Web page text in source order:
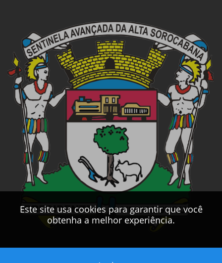
Este site usa cookies para garantir que você
obtenha a melhor experiência.